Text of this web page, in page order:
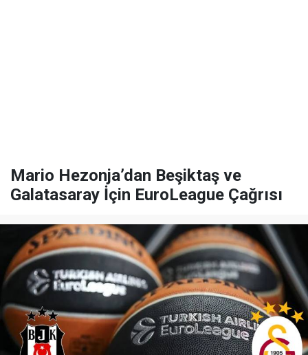
Mario Hezonja’dan Beşiktaş ve
Galatasaray İçin EuroLeague Çağrısı